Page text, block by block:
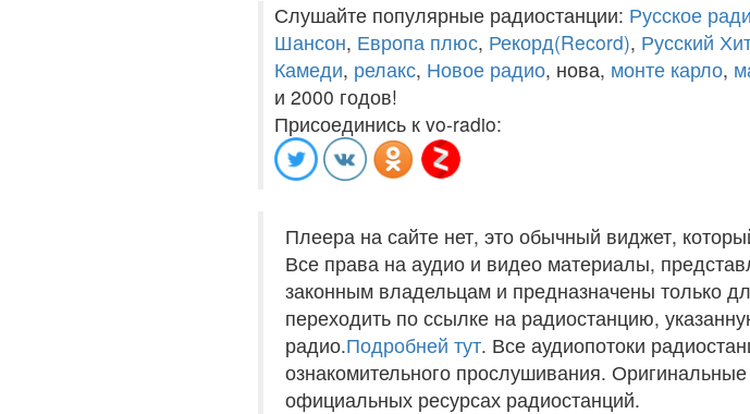
Слушайте популярные радиостанции: Русское
Шансон, Европа плюс, Рекорд(Record), Русский
Камеди, релакс, Новое радио, нова, монте карло,
и 2000 годов!
Присоединись к vo-radio:
Плеера на сайте нет, это обычный виджет,
Все права на аудио и видео материалы,
законным владельцам и предназначены только
переходить по ссылке на радиостанцию,
радио.Подробней тут. Все аудиопотоки
ознакомительного прослушивания.
официальных ресурсах радиостанций.